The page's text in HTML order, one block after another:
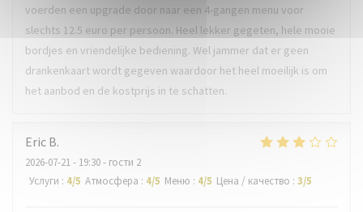
voerden een upgrade door naar een 4-gangen menu voor
slechts 12.5 euro per persoon. Heel lekker gegeten, hele mooie
bordjes en vriendelijke bediening. Wel jammer dat er geen
drankenkaart wordt gegeven waardoor het heel moeilijk is om
het aanbod en de kostprijs in te schatten.
Eric B
2026-07-21- 19:30 - гости 2
Услуги : 4/5 Атмосфера : 4/5 Меню : 4/5 Цена / качество : 3/5